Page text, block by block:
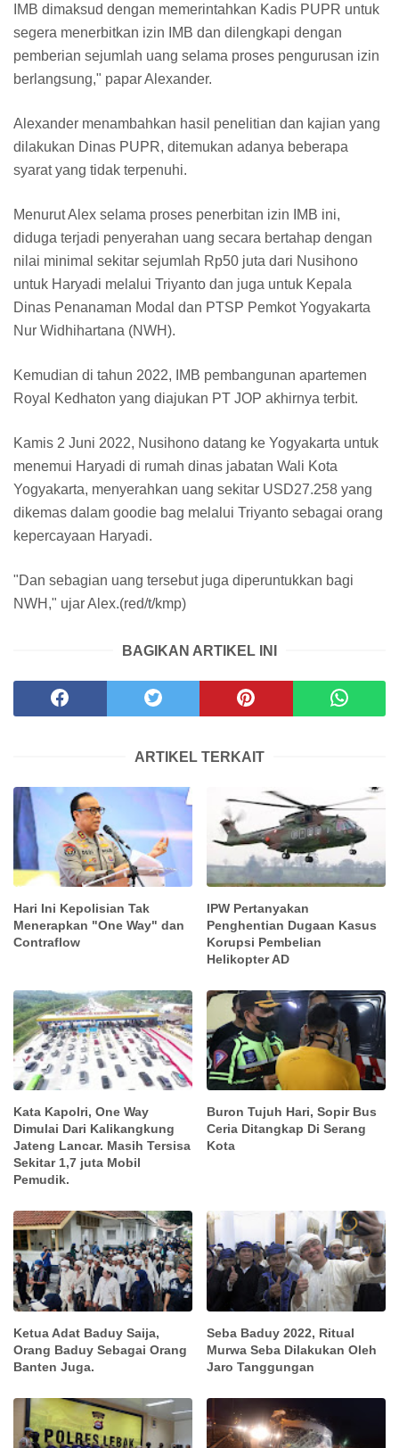
IMB dimaksud dengan memerintahkan Kadis PUPR untuk
segera menerbitkan izin IMB dan dilengkapi dengan
pemberian sejumlah uang selama proses pengurusan izin
berlangsung," papar Alexander.
Alexander menambahkan hasil penelitian dan kajian yang
dilakukan Dinas PUPR, ditemukan adanya beberapa
syarat yang tidak terpenuhi.
Menurut Alex selama proses penerbitan izin IMB ini,
diduga terjadi penyerahan uang secara bertahap dengan
nilai minimal sekitar sejumlah Rp50 juta dari Nusihono
untuk Haryadi melalui Triyanto dan juga untuk Kepala
Dinas Penanaman Modal dan PTSP Pemkot Yogyakarta
Nur Widhihartana (NWH).
Kemudian di tahun 2022, IMB pembangunan apartemen
Royal Kedhaton yang diajukan PT JOP akhirnya terbit.
Kamis 2 Juni 2022, Nusihono datang ke Yogyakarta untuk
menemui Haryadi di rumah dinas jabatan Wali Kota
Yogyakarta, menyerahkan uang sekitar USD27.258 yang
dikemas dalam goodie bag melalui Triyanto sebagai orang
kepercayaan Haryadi.
"Dan sebagian uang tersebut juga diperuntukkan bagi
NWH," ujar Alex.(red/t/kmp)
BAGIKAN ARTIKEL INI
ARTIKEL TERKAIT
Hari Ini Kepolisian Tak
Menerapkan "One Way" dan
Contraflow
IPW Pertanyakan
Penghentian Dugaan Kasus
Korupsi Pembelian
Helikopter AD
Kata Kapolri, One Way
Dimulai Dari Kalikangkung
Jateng Lancar. Masih Tersisa
Sekitar 1,7 juta Mobil
Pemudik.
Buron Tujuh Hari, Sopir Bus
Ceria Ditangkap Di Serang
Kota
Ketua Adat Baduy Saija,
Orang Baduy Sebagai Orang
Banten Juga.
Seba Baduy 2022, Ritual
Murwa Seba Dilakukan Oleh
Jaro Tanggungan